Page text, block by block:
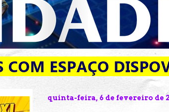
quinta-feira, 6 de fevereiro de